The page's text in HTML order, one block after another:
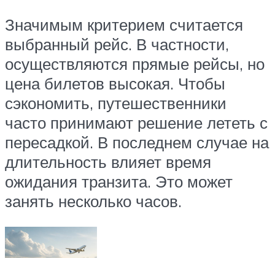
Значимым критерием считается
выбранный рейс. В частности,
осуществляются прямые рейсы, но
цена билетов высокая. Чтобы
сэкономить, путешественники
часто принимают решение лететь с
пересадкой. В последнем случае на
длительность влияет время
ожидания транзита. Это может
занять несколько часов.